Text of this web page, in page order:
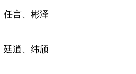
任言、彬泽
廷逍、纬颀